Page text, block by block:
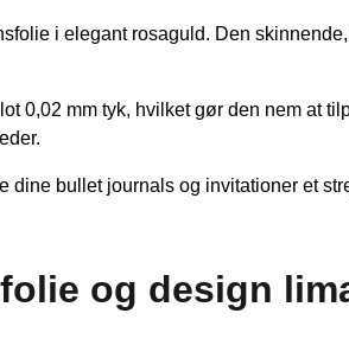
i elegant rosaguld. Den
0,02 mm tyk, hvilket gør den nem at
bullet journals og invitationer et
og design